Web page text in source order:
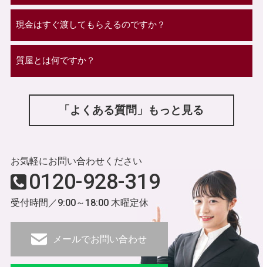
現金はすぐ渡してもらえるのですか？
質屋とは何ですか？
「よくある質問」もっと見る
お気軽にお問い合わせください
0120-928-319
受付時間／9:00～18:00 木曜定休
メールでお問い合わせ